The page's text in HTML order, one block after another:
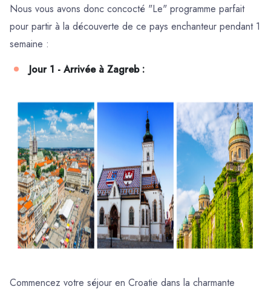
Nous vous avons donc concocté "Le" programme parfait
pour partir à la découverte de ce pays enchanteur pendant 1
semaine :
Jour 1 - Arrivée à Zagreb :
Commencez votre séjour en Croatie dans la charmante